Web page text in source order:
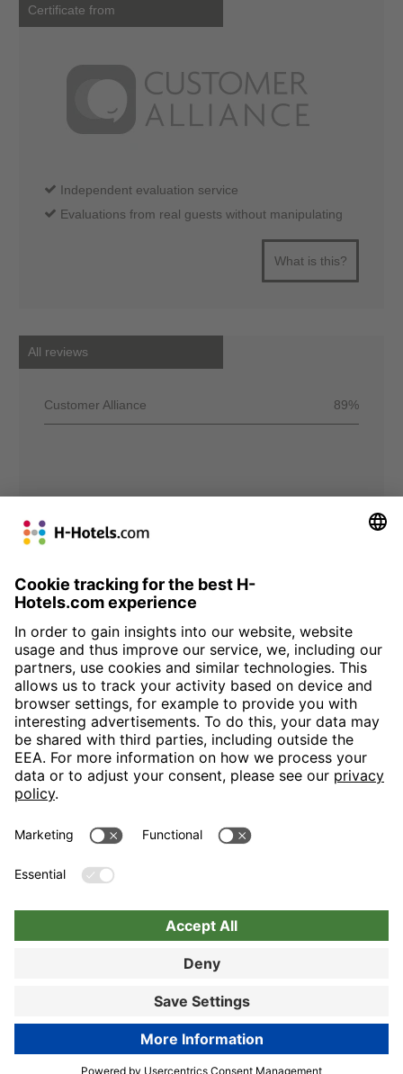
Certificate from
Independent evaluation service
Evaluations from real guests without manipulating
What is this?
All reviews
Customer Alliance 89%
H-Hotels.com is the sponser for the following football club
Follow H-Hotels.com for news and information on the following
Book now